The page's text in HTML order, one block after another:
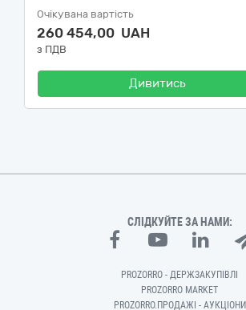
Очікувана вартість
260 454,00 UAH
з ПДВ
Дивитись
СЛІДКУЙТЕ ЗА НАМИ:
PROZORRO - ДЕРЖЗАКУПІВЛІ
PROZORRO MARKET
PROZORRO.ПРОДАЖІ - АУКЦІОНИ